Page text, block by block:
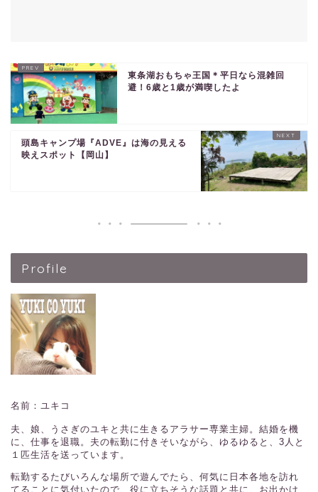
東条湖おもちゃ王国＊平日なら混雑回
避！6歳と1歳が満喫したよ
頭島キャンプ場『ADVE』は海の見える
映えスポット【岡山】
Profile
名前：ユキコ
夫、娘、うさぎのユキと共に生きるアラサー専業主婦。結婚を機
に、仕事を退職。夫の転勤に付きそいながら、ゆるゆると、3人と
１匹生活を送っています。
転勤するたびいろんな場所で遊んでたら、何気に日本各地を訪れ
てることに気付いたので、役に立ちそうな話題と共に、お出かけ